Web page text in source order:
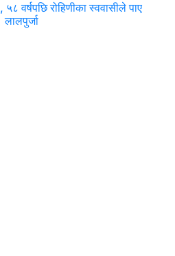
वर्षपछि रोहिणीका स्ववासीले पाए
लालपुर्जा